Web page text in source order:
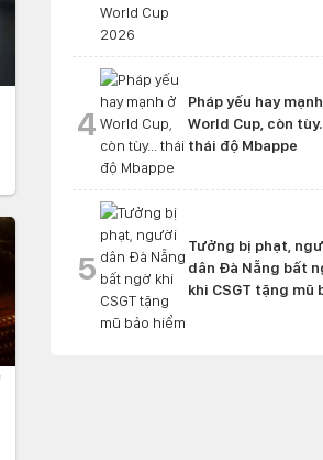
4
Pháp yếu hay
World Cup, còn
thái độ Mbappe
5
Tưởng bị phạt,
dân Đà Nẵng bất
khi CSGT tặng mũ